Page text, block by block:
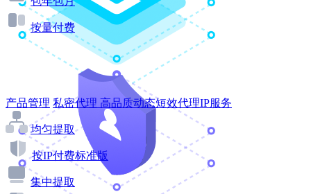
按量付费
产品管理 私密代理 高品质动态短效代理IP服务
均匀提取
按IP付费标准版
集中提取